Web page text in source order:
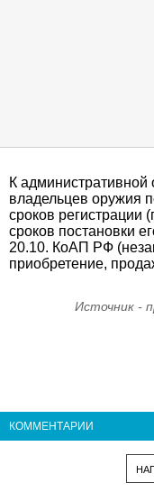
К административной
владельцев оружия
сроков регистрации
сроков постановки
20.10. КоАП РФ
приобретение,
Источник -
КОММЕНТАРИИ